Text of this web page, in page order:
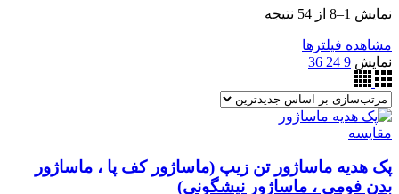
نمایش 1–8 از 54 نتیجه
مشاهده فیلترها
نمایش 9
24
36
مقایسه
پک هدیه ماساژور تن زیپ (ماساژور کف پا ، ماساژور
بدن فومی ، ماساژور نیشگونی)